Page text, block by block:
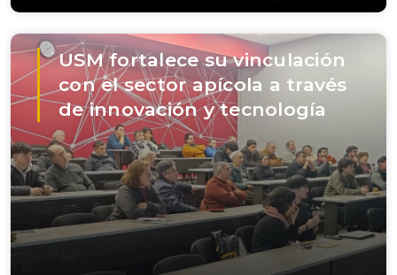
USM fortalece su vinculación
con el sector apícola a través
de innovación y tecnología